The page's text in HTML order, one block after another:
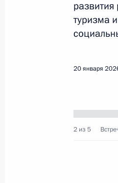
23
23 января
туризма
20 января
2 из 5